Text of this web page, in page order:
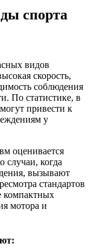
спорта
видов
скорость,
соблюдения
По статистике, в
привести к
у
оценивается
когда
вызывают
стандартов
компактных
мотора и